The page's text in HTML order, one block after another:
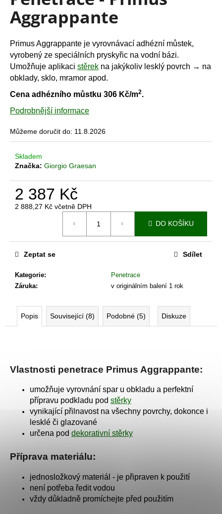
0,0
z
hvězdiček.
Aggrappante
Primus Aggrappante je vyrovnávací adhézní můstek,
vyrobený ze speciálních pryskyřic na vodní bázi.
Umožňuje aplikaci stěrek na jakýkoliv lesklý povrch → na
obklady, sklo, mramor apod.
Cena adhézního můstku 306 Kč/m2.
Podrobnější informace
Můžeme doručit do: 11.8.2026
Skladem
Značka: Giorgio Graesan
2 387 Kč
2 888,27 Kč včetně DPH
DO KOŠÍKU
Kategorie:
Penetrace
Záruka: v originálním balení 1 rok
Zeptat se Sdílet
Popis Související (8) Podobné (5) Diskuze
Vlastnosti penetrace Primus Aggrappante:
umožňuje vyrovnání spar u obkladu a perfektní
přípravu podkladu pod stěrky
vynikající přilnavost na všechny povrchy, dokonce i
lesklé či glazované
určena pod dekorativní stěrky
Příprava materiálu:
jednosložkový materiál - je připraven k použití
není potřeba ředit vodou
vždy důkladně promíchejte před použitím
a
j
í
t
?
HLEDAT
D
o
p
o
u
j
e
e
STARTER
BALÍČEK
-
Kč